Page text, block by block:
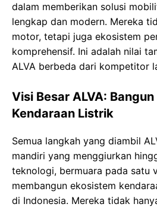
dalam memberikan solusi
lengkap dan modern. Mereka
motor, tetapi juga ekosistem
komprehensif. Ini adalah nilai
ALVA berbeda dari kompetitor
Visi Besar ALVA:
Kendaraan Listrik
Semua langkah yang diambil
mandiri yang menggiurkan
teknologi, bermuara pada satu
membangun ekosistem
di Indonesia. Mereka tidak